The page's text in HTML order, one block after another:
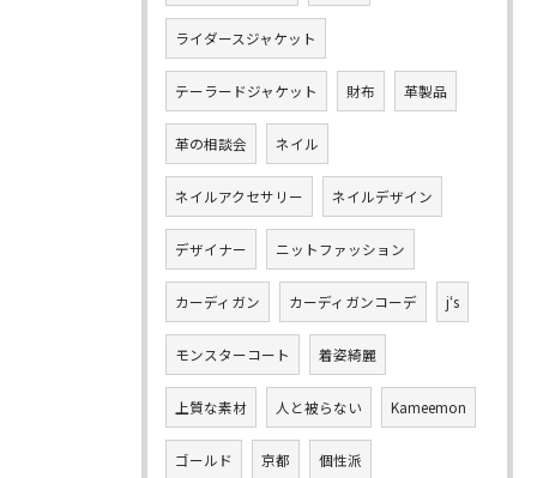
ライダースジャケット
テーラードジャケット 財布 革製品
革の相談会 ネイル
ネイルアクセサリー ネイルデザイン
デザイナー ニットファッション
カーディガン カーディガンコーデ j‘s
モンスターコート 着姿綺麗
上質な素材 人と被らない Kameemon
ゴールド 京都 個性派